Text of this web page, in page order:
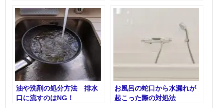
油や洗剤の処分方法 排水
口に流すのはNG！
お風呂の蛇口から水漏れが
起こった際の対処法